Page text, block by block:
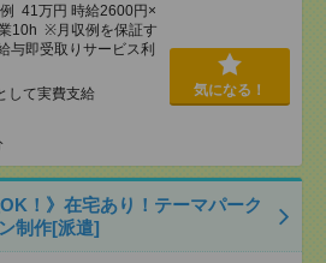
41万円 時給2600円×
10h ※月収例を保証す
与即受取りサービス利
して実費支給
気になる！
！》在宅あり！テーマパーク
制作[派遣]